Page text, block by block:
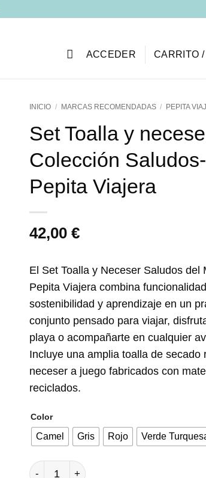
ACCEDER CARRITO
INICIO / MARCAS RECOMENDADAS / PEPITA
Set Toalla y
Colección Saludos-
Pepita Viajera
42,00€
El Set Toalla y Neceser Saludos del
Pepita Viajera combina
sostenibilidad y aprendizaje en un
conjunto pensado para viajar,
playa o acompañarte en cualquier
Incluye una amplia toalla de secado
neceser a juego fabricados con
reciclados.
Color
Camel Gris Rojo Verde
Set Toalla y neceser Colección